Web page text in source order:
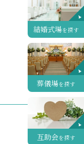
結婚式場を探す
葬儀場を探す
互助会を探す